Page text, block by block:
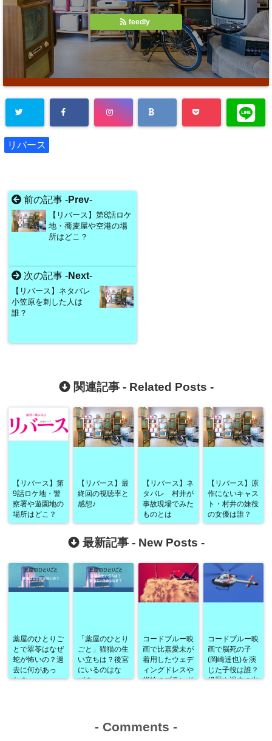
feedly
リバース
前の記事 -Prev-
【リバース】第8話ロケ
地・蕎麦屋や空港の場
所はどこ？
次の記事 -Next-
【リバース】ネタバレ
小笠原を刺した人は
誰？
関連記事 - Related Posts -
【リバース】第
9話ロケ地・警
察署や遊園地の
場所はどこ？
【リバース】最
終回の視聴率と
感想♪
【リバース】ネ
タバレ 村井が
事故現場でみた
ものとは
【リバース】原
作にないキャス
ト・村井の妹役
の女優は誰？
最新記事 - New Posts -
薬屋のひとりご
とで翠苓はなぜ
蛇が怖いの？過
去に何があっ
た？
「薬屋のひとり
ごと」猫猫の生
い立ちは？後宮
にいるのはな
ぜ？
コードブルー映
画で比嘉愛未が
着用したウェデ
ィングドレスや
指輪のブランド
コードブルー映
画で脳死の子
(岡崎達也)を演
じた子役は誰？
経歴や過去の出
- Comments -